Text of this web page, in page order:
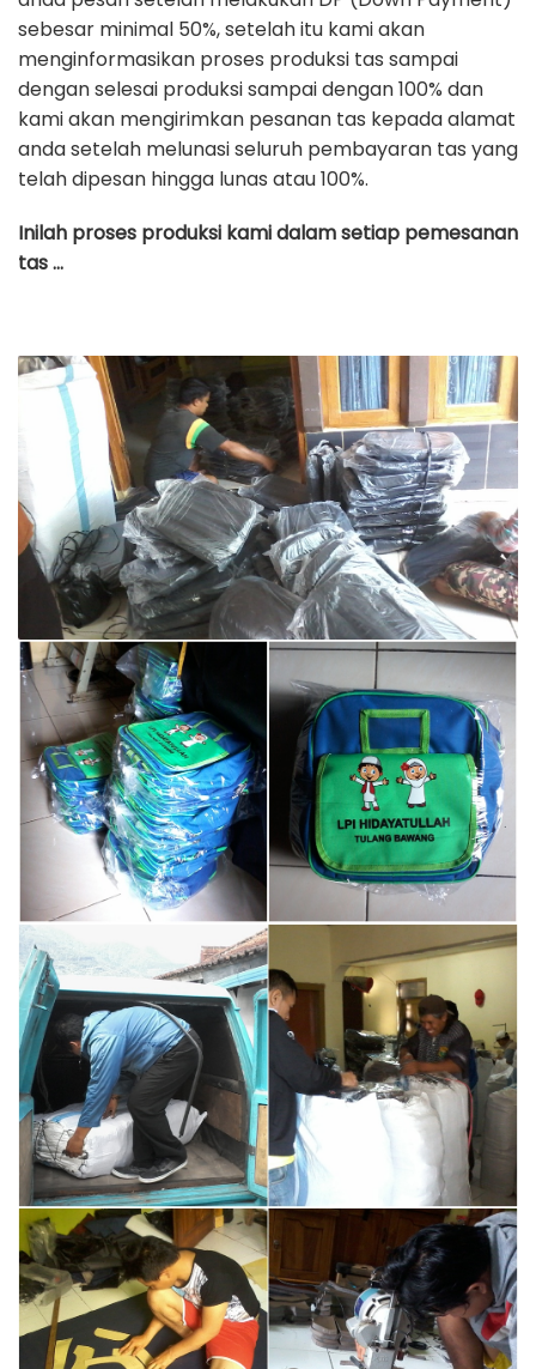
sebesar minimal 50%, setelah itu kami akan
menginformasikan proses produksi tas sampai
dengan selesai produksi sampai dengan 100% dan
kami akan mengirimkan pesanan tas kepada alamat
anda setelah melunasi seluruh pembayaran tas yang
telah dipesan hingga lunas atau 100%.
Inilah proses produksi kami dalam setiap pemesanan
tas …